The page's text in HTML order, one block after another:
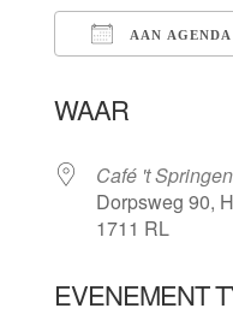
AAN
WAAR
Café 't
Dorpsweg 90,
1711 RL
EVENEMENT